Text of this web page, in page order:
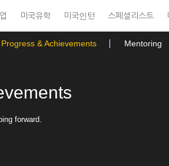
미국유학 미국인턴 스페셜리스트
Progress & Achievements Mentoring
forward.